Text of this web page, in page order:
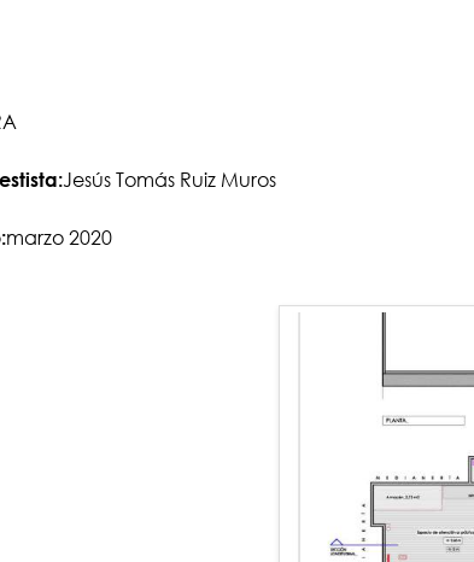
Jesús Tomás Ruiz Muros
marzo 2020